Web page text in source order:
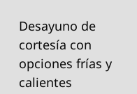
Desayuno de
cortesía con
opciones frías y
calientes